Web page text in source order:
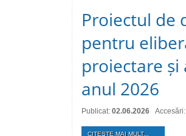
Proiectul de
pentru
proiectare
anul 2026
Publicat: 02.06.2026
CITEŞTE MAI MULT...